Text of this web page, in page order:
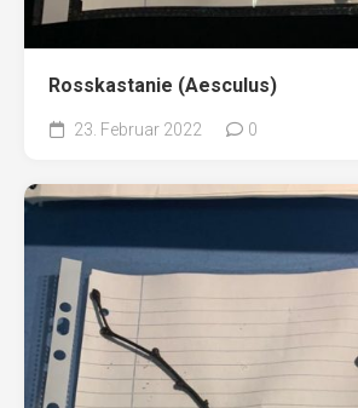
Rosskastanie (Aesculus)
23. Februar 2022 0